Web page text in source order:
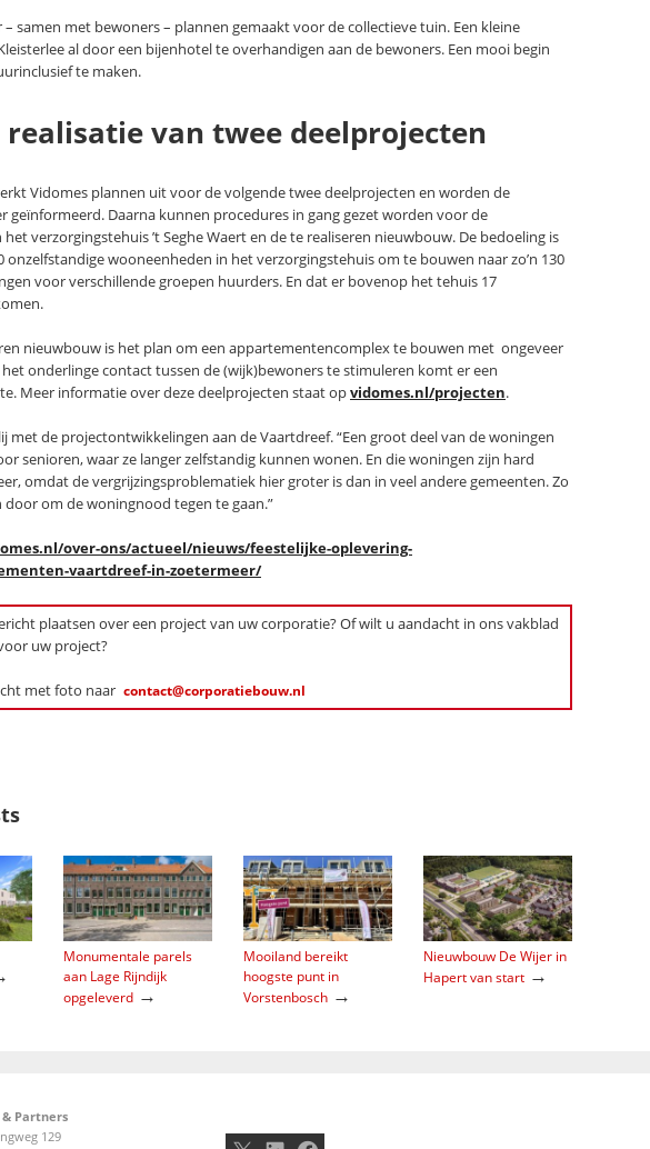
– samen met bewoners – plannen gemaakt voor de collectieve tuin. Een kleine
al door een bijenhotel te overhandigen aan de bewoners. Een mooi begin
te maken.
realisatie van twee deelprojecten
Vidomes plannen uit voor de volgende twee deelprojecten en worden de
geïnformeerd. Daarna kunnen procedures in gang gezet worden voor de
verzorgingstehuis ’t Seghe Waert en de te realiseren nieuwbouw. De bedoeling is
onzelfstandige wooneenheden in het verzorgingstehuis om te bouwen naar zo’n 130
voor verschillende groepen huurders. En dat er bovenop het tehuis 17
nieuwbouw is het plan om een appartementencomplex te bouwen met ongeveer
onderlinge contact tussen de (wijk)bewoners te stimuleren komt er een
Meer informatie over deze deelprojecten staat opvidomes.nl/projecten.
met de projectontwikkelingen aan de Vaartdreef. “Een groot deel van de woningen
senioren, waar ze langer zelfstandig kunnen wonen. En die woningen zijn hard
omdat de vergrijzingsproblematiek hier groter is dan in veel andere gemeenten. Zo
door om de woningnood tegen te gaan.”
over-ons/actueel/nieuws/feestelijke-oplevering-
vaartdreef-in-zoetermeer/
plaatsen over een project van uw corporatie? Of wilt u aandacht in ons vakblad
uw project?
met foto naar contact@corporatiebouw.nl
Monumentale parels
aan Lage Rijndijk
opgeleverd →
Mooiland bereikt
hoogste punt in
Vorstenbosch →
Nieuwbouw De Wijer in
Hapert van start →
& Partners
129
X LinkedIn
Facebook